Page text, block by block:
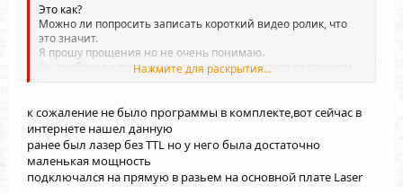
Это как?
Можно ли попросить записать короткий видео ролик, что
это значит.
Я прошу прощения но не очень понимаю.
Вы пробовали программу, что шла в комплекте со станком.
НАСТРАИВАТЬ.
К примеру "ключи" включения и отключения
Потом на разных прошивках могут быть разные параметры
в программе.
Давайте начнем с малого и дальше по мере всего будем
разбираться.
Нажмите для раскрытия...
к сожаление не было программы в комплекте,вот сейчас в
интернете нашел данную
ранее был лазер без TTL но у него была достаточно
маленькая мощность
подключался на прямую в разьем на основной плате Laser